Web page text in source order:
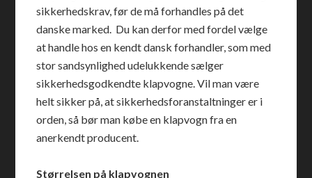
sikkerhedskrav, før de må forhandles på det
danske marked. Du kan derfor med fordel vælge
at handle hos en kendt dansk forhandler, som med
stor sandsynlighed udelukkende sælger
sikkerhedsgodkendte klapvogne. Vil man være
helt sikker på, at sikkerhedsforanstaltninger er i
orden, så bør man købe en klapvogn fra en
anerkendt producent.
Størrelsen på klapvognen